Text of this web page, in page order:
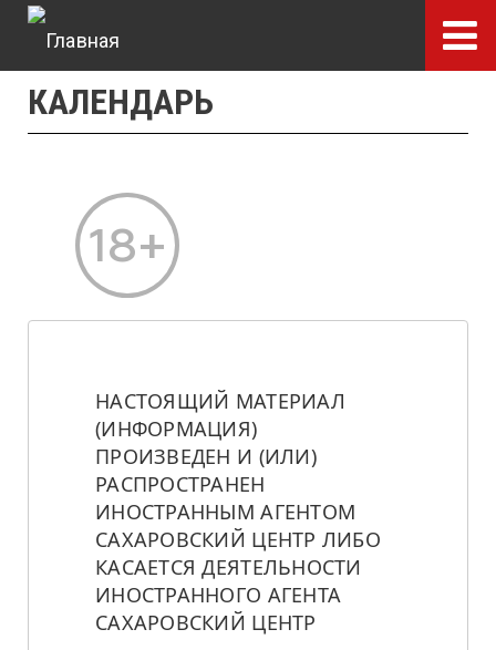
Перейти
основному
содержанию
КАЛЕНДАРЬ
НАСТОЯЩИЙ МАТЕРИАЛ
(ИНФОРМАЦИЯ)
ПРОИЗВЕДЕН И (ИЛИ)
РАСПРОСТРАНЕН
ИНОСТРАННЫМ АГЕНТОМ
САХАРОВСКИЙ ЦЕНТР ЛИБО
КАСАЕТСЯ ДЕЯТЕЛЬНОСТИ
ИНОСТРАННОГО АГЕНТА
САХАРОВСКИЙ ЦЕНТР